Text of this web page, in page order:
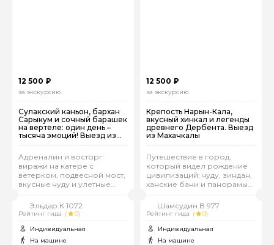
12 500 ₽
за экскурсию
Сулакский каньон, бархан
Сарыкум и сочный барашек
на вертеле: один день –
тысяча эмоций! Выезд из
Махачкалы
Адреналин и восторг:
виражи на катере с
ветерком, подвесной мост,
вкусные чуду и улетные
Эльдар.К 1072
Рейтинг гида (
0)
Индивидуальная
На машине
12 500 ₽
за экскурсию
Крепость Нарын‑Кала,
вкусный хинкал и легенды
древнего Дербента. Выезд
из Махачкалы
Путешествие в город,
который видел рождение
цивилизаций: чуду, зиндан,
ханские бани и панорамы
Шамсудин.В 977
Рейтинг гида (
0)
Индивидуальная
На машине